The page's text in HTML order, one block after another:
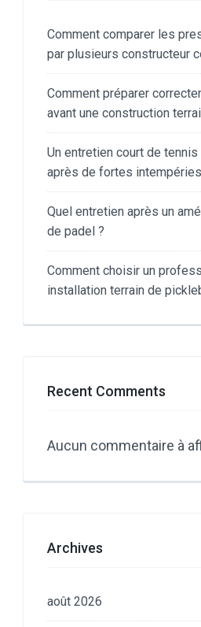
Comment comparer les
par plusieurs constructeur
Comment préparer
avant une construction
Un entretien court de
après de fortes
Quel entretien après un
de padel ?
Comment choisir un
installation terrain de
Recent Comments
Aucun commentaire à
Archives
août 2026